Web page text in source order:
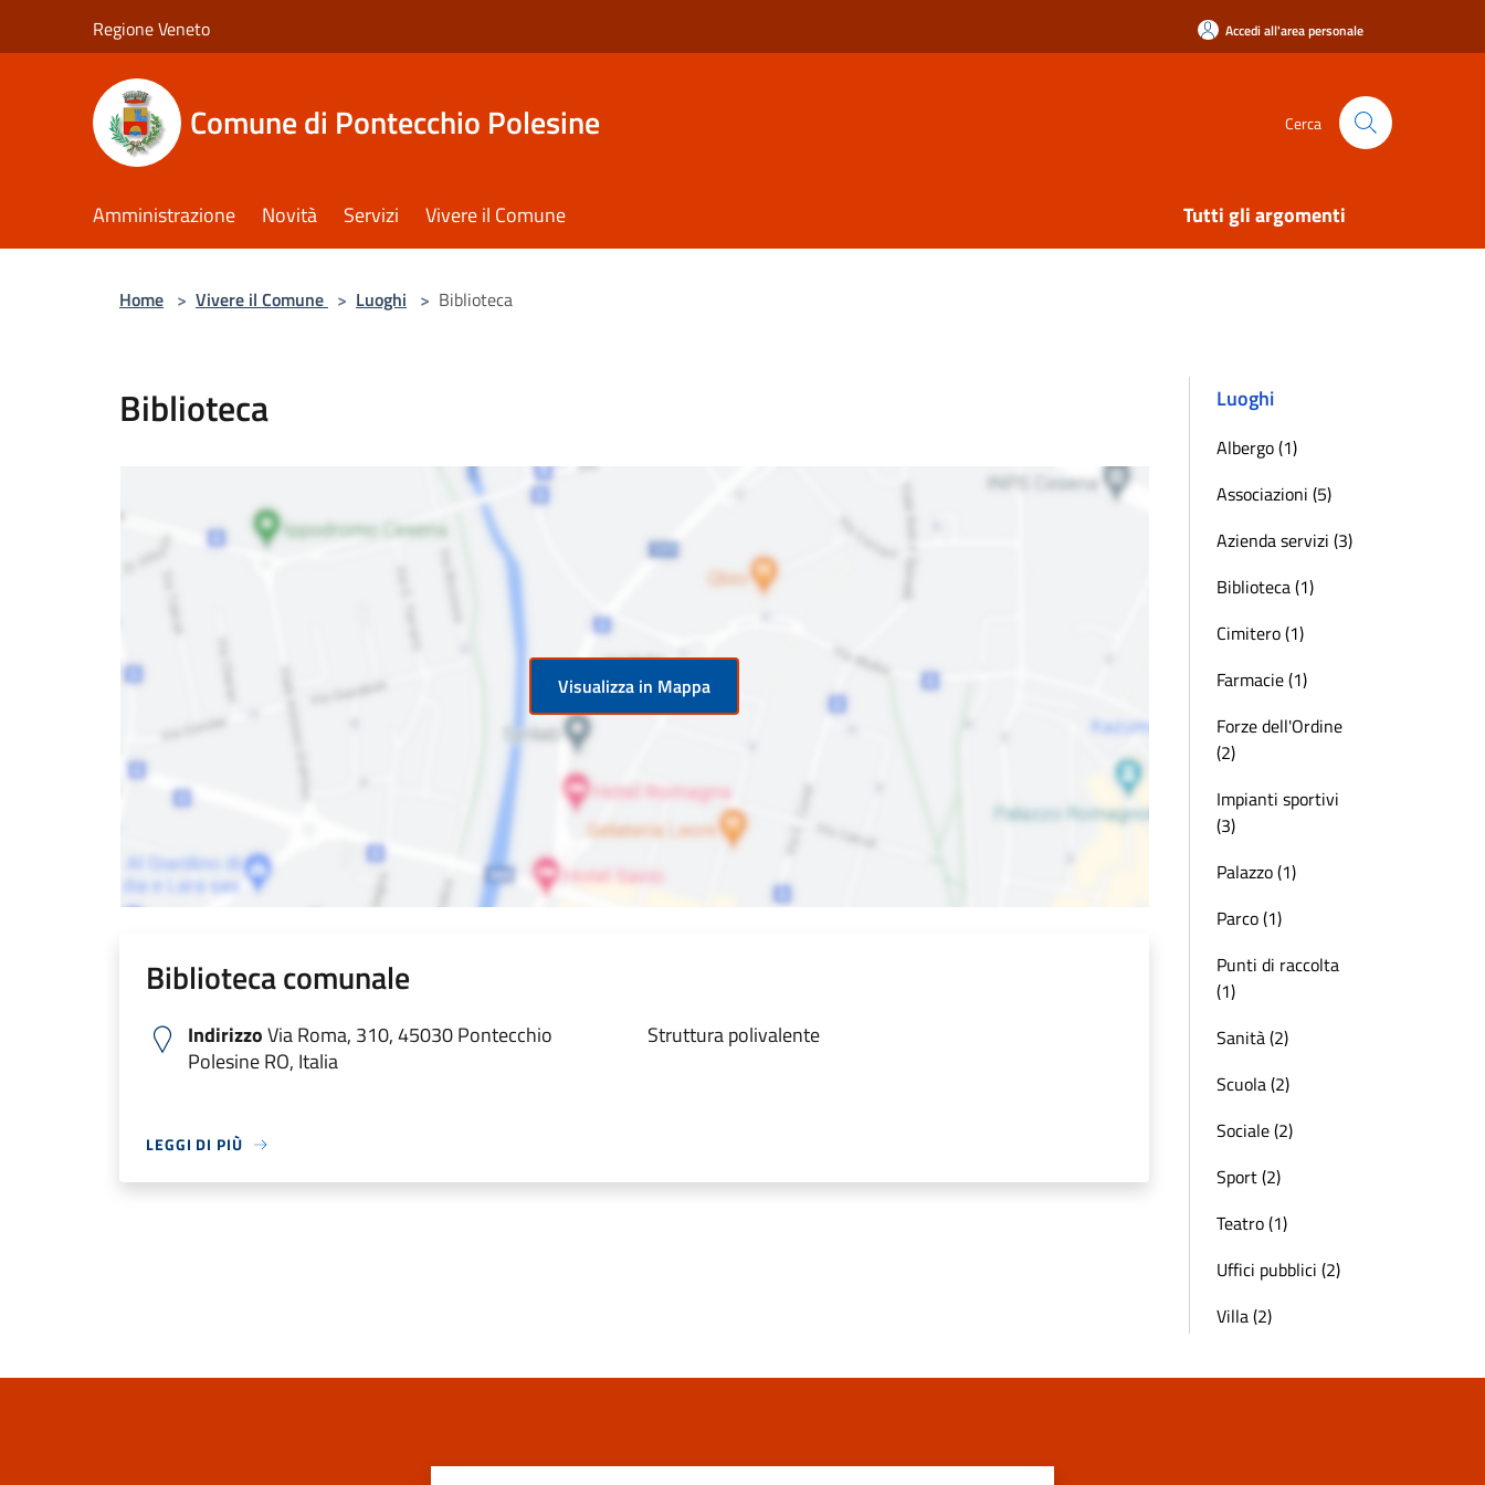
Regione Veneto Accedi all'area personale
Comune di Pontecchio Polesine Cerca
Amministrazione Novità Servizi Vivere il Comune Tutti gli argomenti
Home > Vivere il Comune > Luoghi > Biblioteca
Biblioteca
Visualizza in Mappa
Biblioteca comunale
IndirizzoVia Roma, 310, 45030 Pontecchio
Polesine RO, Italia
Struttura polivalente
LEGGI DI PIÙ
Luoghi
Albergo (1)
Associazioni (5)
Azienda servizi (3)
Biblioteca (1)
Cimitero (1)
Farmacie (1)
Forze dell'Ordine
(2)
Impianti sportivi
(3)
Palazzo (1)
Parco (1)
Punti di raccolta
(1)
Sanità (2)
Scuola (2)
Sociale (2)
Sport (2)
Teatro (1)
Uffici pubblici (2)
Villa (2)